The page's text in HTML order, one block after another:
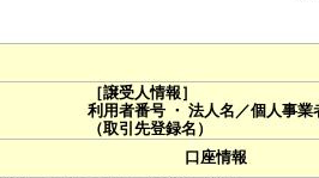
［譲受人情報］
利用者番号 ・ 法人名／個人事業
（取引先登録名）
口座情報